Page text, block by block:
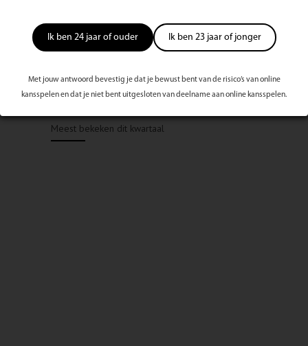
Ik ben 24 jaar of ouder Ik ben 23 jaar of jonger
Met jouw antwoord bevestig je dat je bewust bent van de risico’s van online
kansspelen en dat je niet bent uitgesloten van deelname aan online kansspelen.
Meest bekeken dit kwartaal